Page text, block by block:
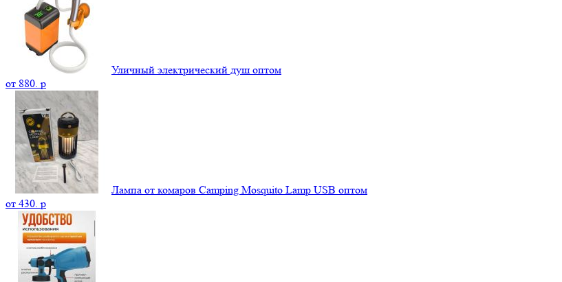
Уличный электрический душ оптом
от 880. p
Лампа от комаров Camping Mosquito Lamp USB оптом
от 430. p